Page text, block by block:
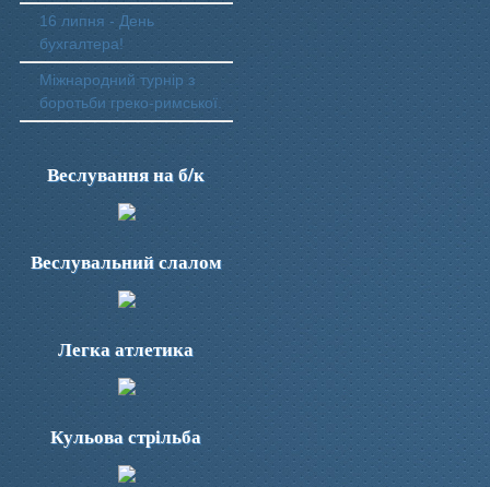
16 липня - День
бухгалтера!
Міжнародний турнір з
боротьби греко-римської.
Веслування на б/к
Веслувальний слалом
Легка атлетика
Кульова стрільба